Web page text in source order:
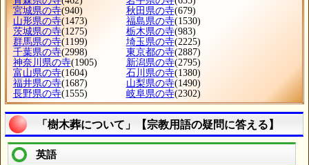
宮城県の寺(940) 秋田県の寺(679)
山形県の寺(1473) 福島県の寺(1530)
茨城県の寺(1275) 栃木県の寺(983)
群馬県の寺(1199) 埼玉県の寺(2225)
千葉県の寺(2998) 東京都の寺(2887)
神奈川県の寺(1905) 新潟県の寺(2795)
富山県の寺(1604) 石川県の寺(1380)
福井県の寺(1687) 山梨県の寺(1490)
長野県の寺(1555) 岐阜県の寺(2302)
「樹木葬について」【宗教用語の疑問に答える】
英語